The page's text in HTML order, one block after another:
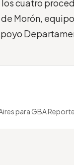
cuatro
Morón,
para GBA